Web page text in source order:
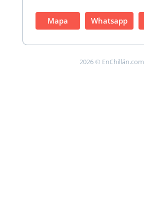
Mapa Whatsapp
2026 © EnChillán.com